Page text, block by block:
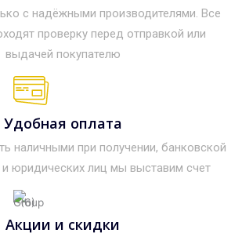
с надёжными производителями. Все
проверку перед отправкой или
выдачей покупателю
Удобная оплата
наличными при получении, банковской
юридических лиц мы выставим счет
Акции и скидки